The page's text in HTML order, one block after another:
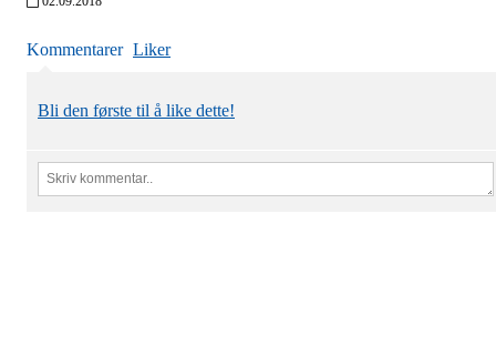
Kommentarer Liker
Bli den første til å like dette!